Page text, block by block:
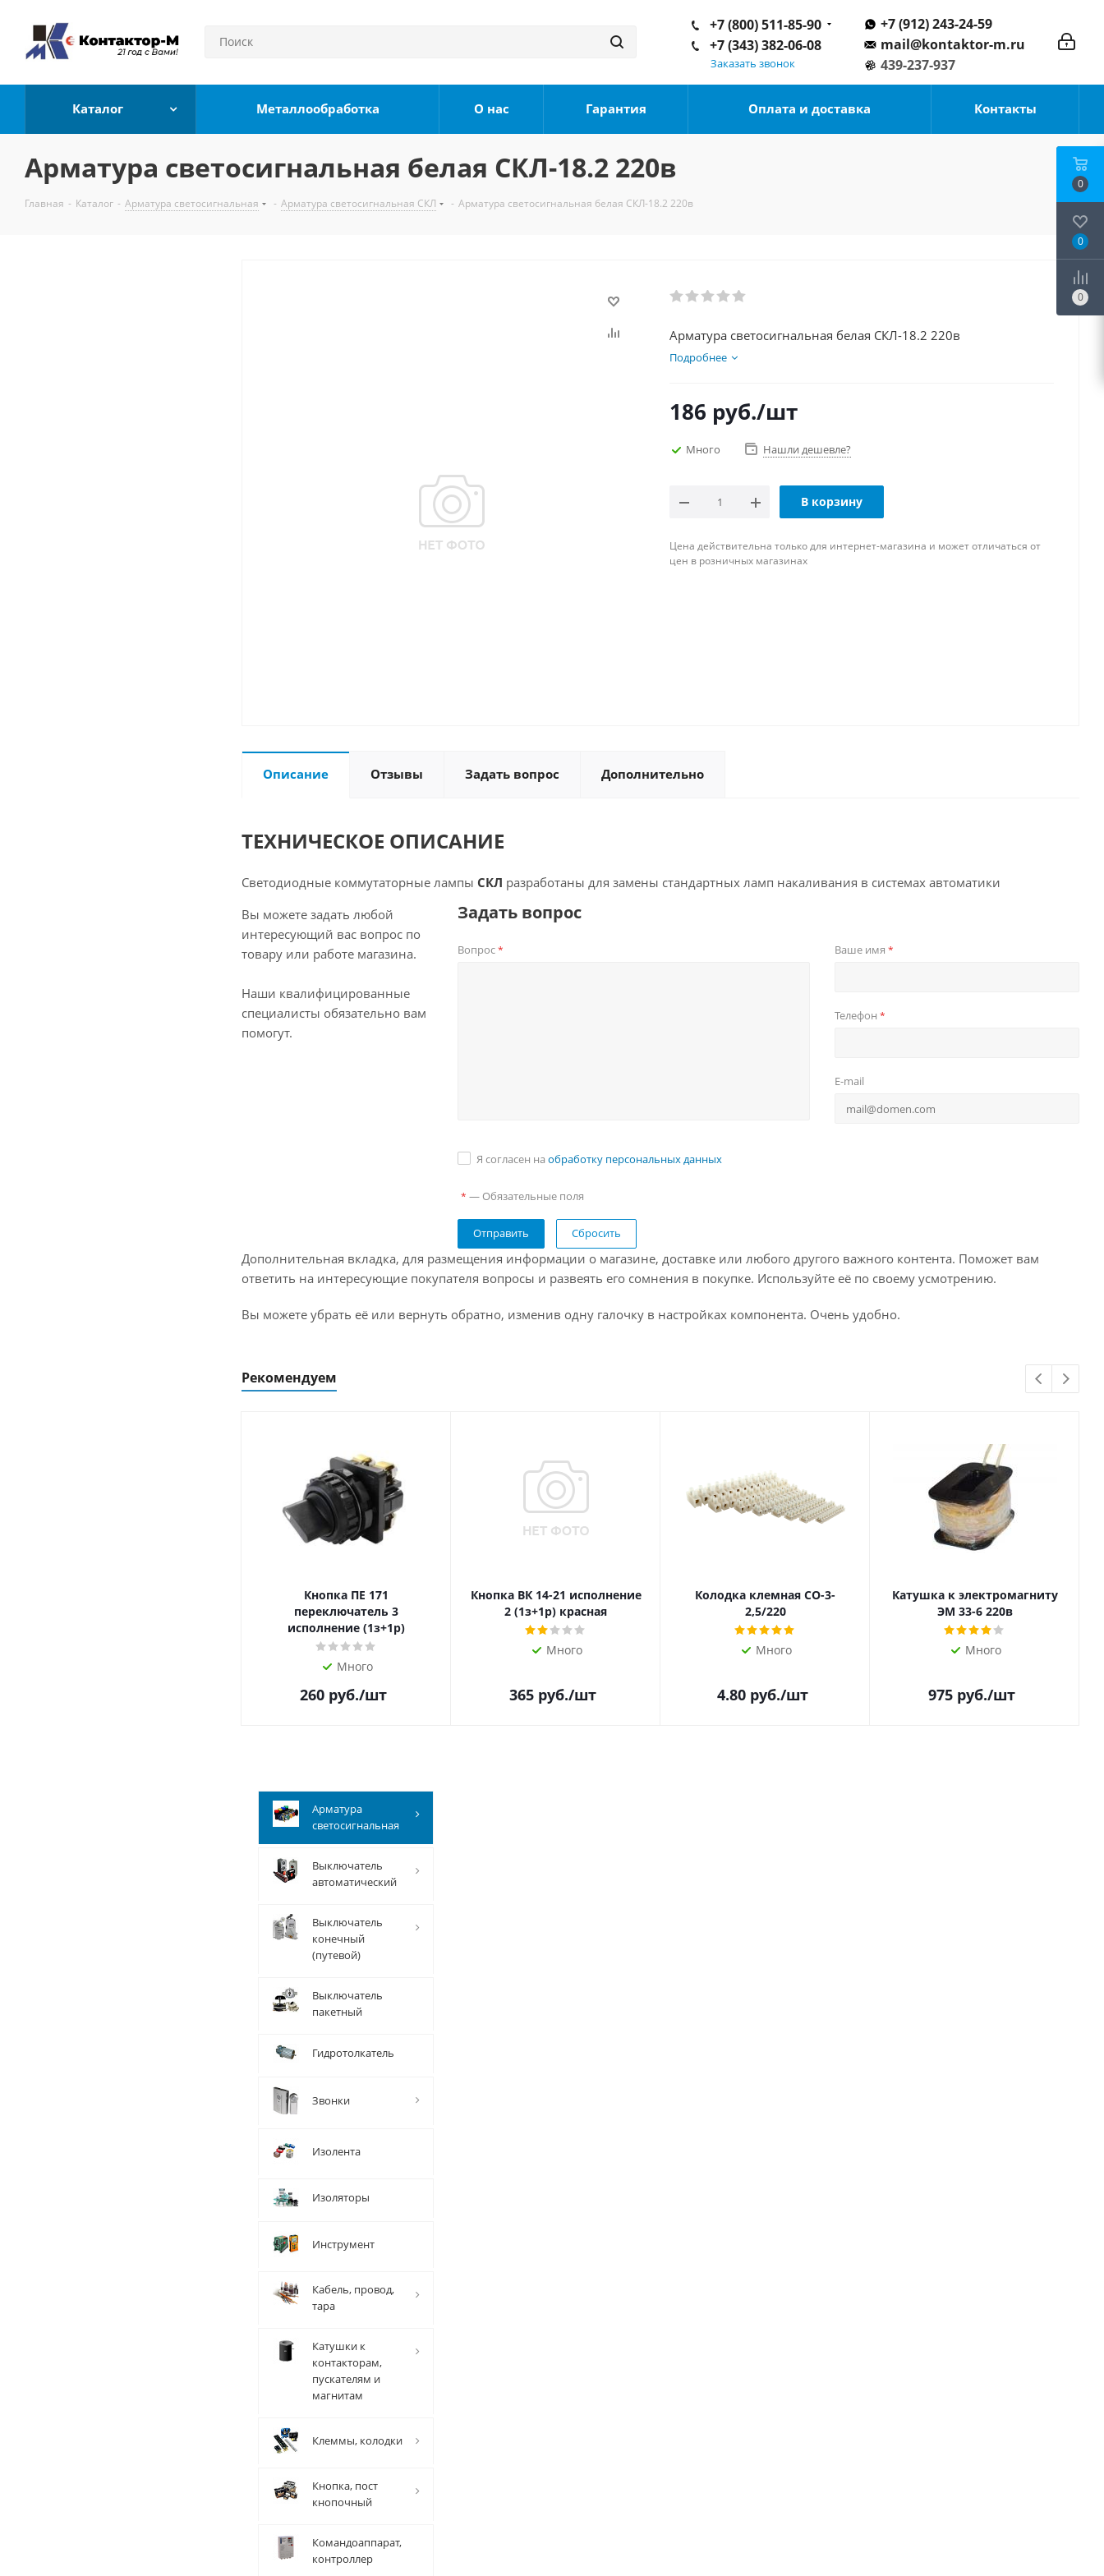
+7 (912) 243-24-59
mail@kontaktor-m.ru
439-237-937
+7 (800) 511-85-90
+7 (343) 382-06-08
Заказать звонок
Каталог Металлообработка О нас Гарантия Оплата и доставка Контакты
Арматура светосигнальная белая СКЛ-18.2 220в
Главная - Каталог - Арматура светосигнальная - Арматура светосигнальная СКЛ - Арматура светосигнальная белая СКЛ-18.2 220в
Арматура светосигнальная белая СКЛ-18.2 220в
Подробнее
186 руб./шт
Много Нашли дешевле?
В корзину
Цена действительна только для интернет-магазина и может отличаться от
цен в розничных магазинах
Описание Отзывы Задать вопрос Дополнительно
ТЕХНИЧЕСКОЕ ОПИСАНИЕ
Светодиодные коммутаторные лампы СКЛ разработаны для замены стандартных ламп накаливания в системах автоматики
Вы можете задать любой
интересующий вас вопрос по
товару или работе магазина.
Наши квалифицированные
специалисты обязательно вам
помогут.
Задать вопрос
Вопрос* Ваше имя *
Телефон *
E-mail
Я согласен на обработку персональных данных
* — Обязательные поля
Сбросить
Дополнительная вкладка, для размещения информации о магазине, доставке или любого другого важного контента. Поможет вам
ответить на интересующие покупателя вопросы и развеять его сомнения в покупке. Используйте её по своему усмотрению.
Вы можете убрать её или вернуть обратно, изменив одну галочку в настройках компонента. Очень удобно.
Рекомендуем
Кнопка ПЕ 171
переключатель 3
исполнение (1з+1р)
Много
260 руб./шт
Кнопка ВК 14-21 исполнение
2 (1з+1р) красная
Много
365 руб./шт
Колодка клемная СО-3-
2,5/220
Много
4.80руб./шт
Катушка к электромагниту
ЭМ 33-6 220в
Много
975 руб./шт
Арматура
светосигнальная
Выключатель
автоматический
Выключатель
конечный
(путевой)
Выключатель
пакетный
Гидротолкатель
Звонки
Изолента
Изоляторы
Инструмент
Кабель, провод,
тара
Катушки к
контакторам,
пускателям и
магнитам
Клеммы, колодки
Кнопка, пост
кнопочный
Командоаппарат,
контроллер
0
0
0